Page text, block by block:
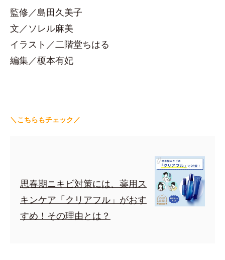
監修／島田久美子
文／ソレル麻美
イラスト／二階堂ちはる
編集／榎本有妃
＼こちらもチェック／
思春期ニキビ対策には、薬用ス
キンケア「クリアフル」がおす
すめ！その理由とは？